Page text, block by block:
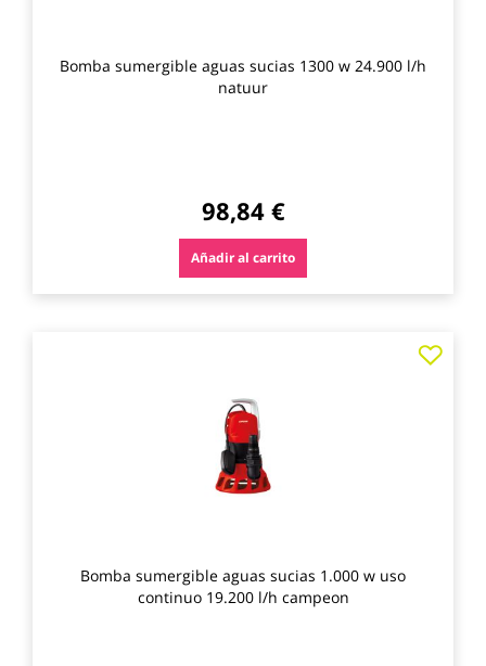
Bomba sumergible aguas sucias 1300 w 24.900 l/h
natuur
98,84 €
Añadir al carrito
Bomba sumergible aguas sucias 1.000 w uso
continuo 19.200 l/h campeon